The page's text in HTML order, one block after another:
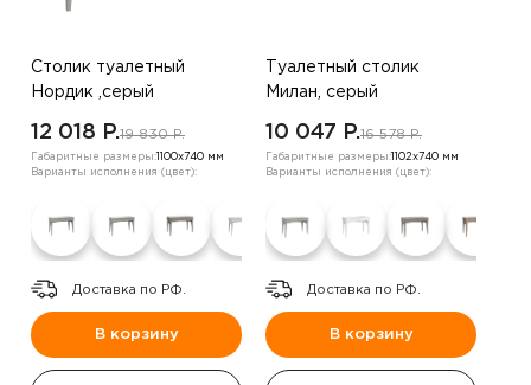
Столик туалетный
Нордик ,серый
12 018 P.19 830 P.
Габаритные размеры: 1100х740 мм
Варианты исполнения (цвет):
Доставка по РФ.
В корзину
Туалетный столик
Милан, серый
10 047 P.16 578 P.
Габаритные размеры: 1102х740 мм
Варианты исполнения (цвет):
Доставка по РФ.
В корзину